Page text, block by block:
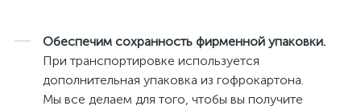
Обеспечим сохранность фирменной упаковки.
При транспортировке используется
дополнительная упаковка из гофрокартона.
Мы все делаем для того, чтобы вы получите